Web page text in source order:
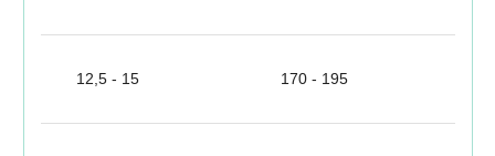
12,5 - 15 170 - 195